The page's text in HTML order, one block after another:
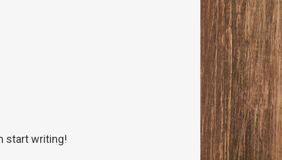
start writing!